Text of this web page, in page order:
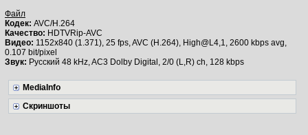
Файл
Кодек: AVC/H.264
Качество: HDTVRip-AVC
Видео: 1152x840 (1.371), 25 fps, AVC (H.264), High@L4,1, 2600 kbps avg,
0.107 bit/pixel
Звук: Русский 48 kHz, AC3 Dolby Digital, 2/0 (L,R) ch, 128 kbps
MediaInfo
Скриншоты